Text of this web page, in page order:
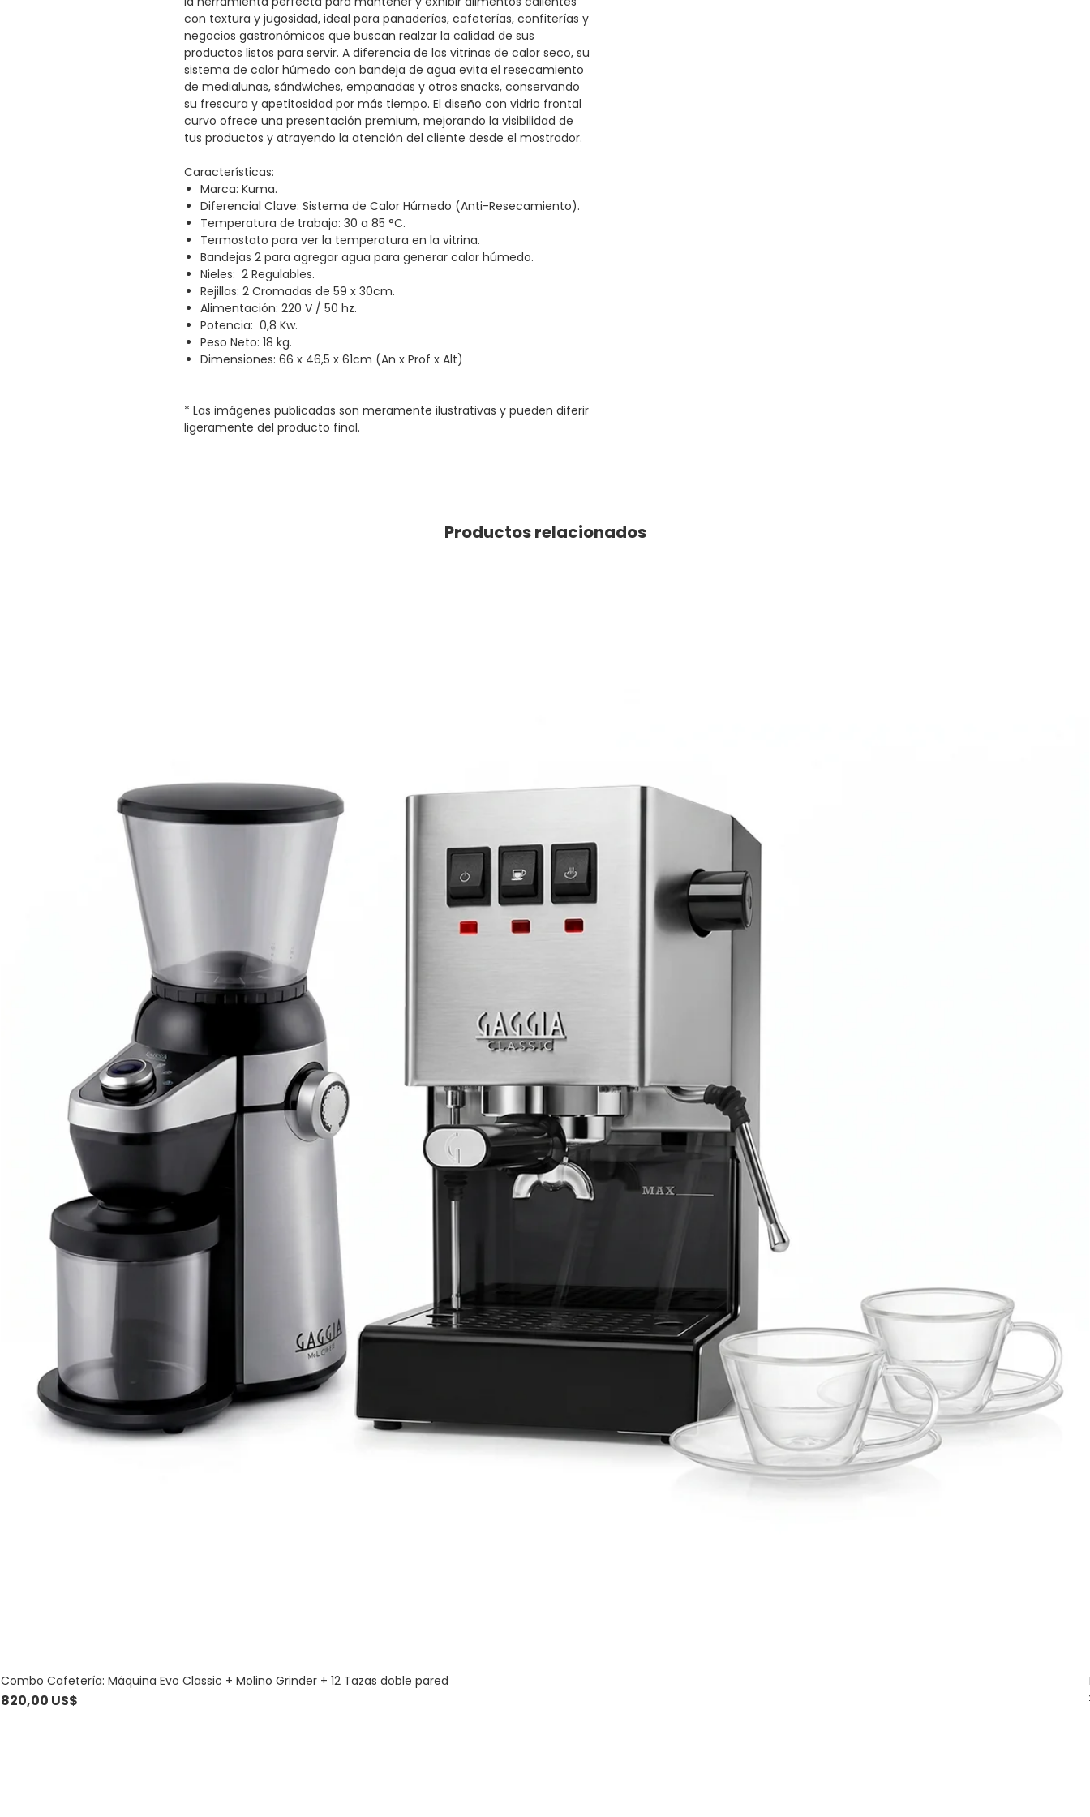
con textura y jugosidad, ideal para panaderías, cafeterías, confiterías y
negocios gastronómicos que buscan realzar la calidad de sus
productos listos para servir. A diferencia de las vitrinas de calor seco, su
sistema de calor húmedo con bandeja de agua evita el resecamiento
de medialunas, sándwiches, empanadas y otros snacks, conservando
su frescura y apetitosidad por más tiempo. El diseño con vidrio frontal
curvo ofrece una presentación premium, mejorando la visibilidad de
tus productos y atrayendo la atención del cliente desde el mostrador.
Características:
Marca: Kuma.
Diferencial Clave: Sistema de Calor Húmedo (Anti-Resecamiento).
Temperatura de trabajo: 30 a 85 °C.
Termostato para ver la temperatura en la vitrina.
Bandejas 2 para agregar agua para generar calor húmedo.
Nieles: 2 Regulables.
Rejillas: 2 Cromadas de 59 x 30cm.
Alimentación: 220 V / 50 hz.
Potencia: 0,8 Kw.
Peso Neto: 18 kg.
Dimensiones: 66 x 46,5 x 61cm (An x Prof x Alt)
* Las imágenes publicadas son meramente ilustrativas y pueden diferir
ligeramente del producto final.
Productos relacionados
Combo Cafetería: Máquina Evo Classic + Molino Grinder + 12 Tazas doble pared
Precio
820,00 US$